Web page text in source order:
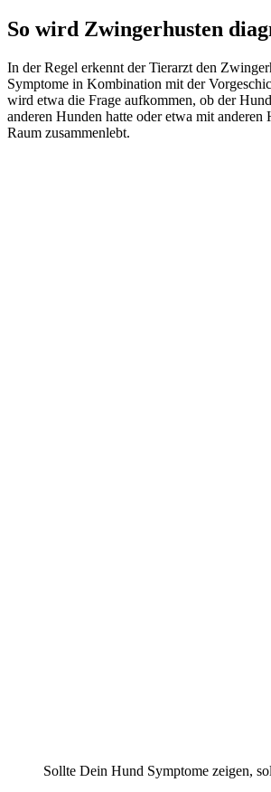
So wird Zwingerhusten
In der Regel erkennt der Tierarzt den
Symptome in Kombination mit der
wird etwa die Frage aufkommen, ob der
anderen Hunden hatte oder etwa mit anderen
Raum zusammenlebt.
Sollte Dein Hund Symptome zeigen,